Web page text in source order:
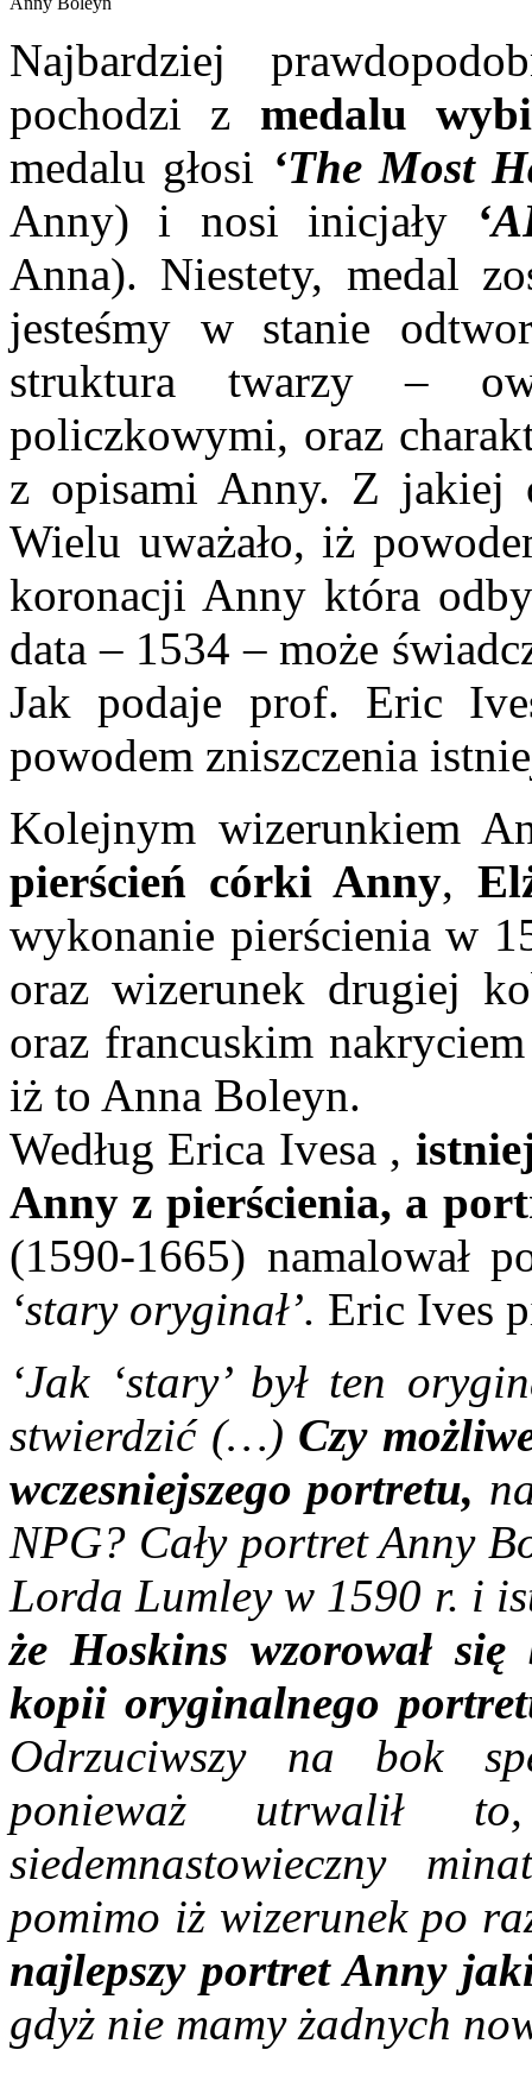
Najbardziej
pochodzi z medalu
medalu głosi ‘The Most
Anny) i nosi inicjały
Anna). Niestety, medal
jesteśmy w stanie
struktura twarzy –
policzkowymi, oraz
z opisami Anny. Z jakiej
Wielu uważało, iż
koronacji Anny która
data – 1534 – może
Jak podaje prof. Eric
powodem zniszczenia
Kolejnym wizerunkiem
pierścień córki Anny,
wykonanie pierścienia w
oraz wizerunek drugiej
oraz francuskim
iż to Anna Boleyn.
Według Erica Ivesa ,
Anny z pierścienia, a
(1590-1665) namalował
‘stary oryginał’. Eric Ives
‘Jak ‘stary’ był ten
stwierdzić (…) Czy
wczesniejszego portretu,
NPG? Cały portret Anny
Lorda Lumley w 1590 r. i
że Hoskins wzorował
kopii oryginalnego
Odrzuciwszy na bok
ponieważ utrwalił
siedemnastowieczny
pomimo iż wizerunek po
najlepszy portret Anny
gdyż nie mamy żadnych